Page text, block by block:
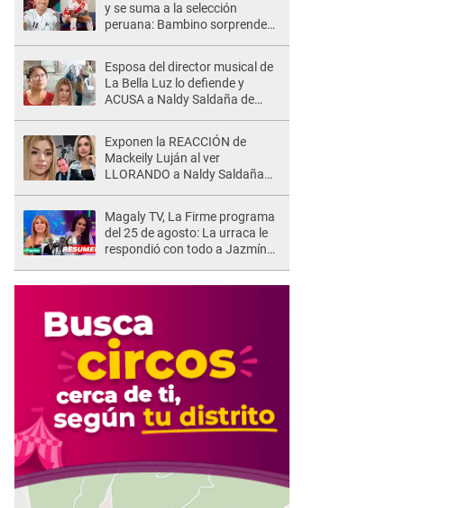
y se suma a la selección
peruana: Bambino sorprende
Esposa del director musical de
La Bella Luz lo defiende y
ACUSA a Naldy Saldaña de
Exponen la REACCIÓN de
Mackeily Luján al ver
LLORANDO a Naldy Saldaña
Magaly TV, La Firme programa
del 25 de agosto: La urraca le
respondió con todo a Jazmín